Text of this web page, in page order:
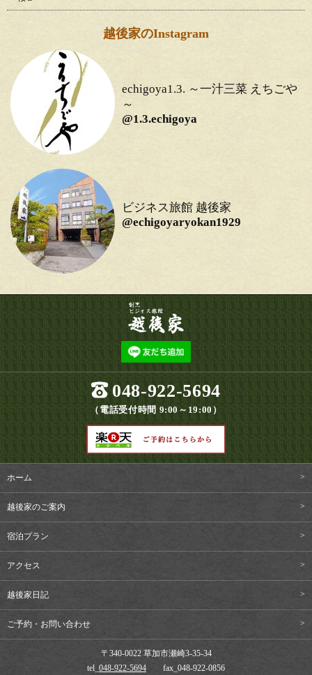
越後家のInstagram
echigoya1.3. ～一汁三菜 えちごや
～
@1.3.echigoya
ビジネス旅館 越後家
@echigoyaryokan1929
048-922-5694
（電話受付時間 9:00～19:00）
ホーム
越後家のご案内
宿泊プラン
アクセス
越後家日記
ご予約・お問い合わせ
〒340-0022 草加市瀬崎3-35-34
tel_ 048-922-5694 fax_048-922-0856